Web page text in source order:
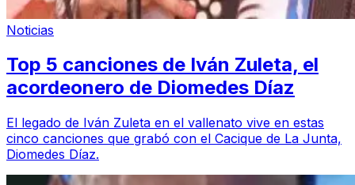
Noticias
Top 5 canciones de Iván Zuleta, el
acordeonero de Diomedes Díaz
El legado de Iván Zuleta en el vallenato vive en estas
cinco canciones que grabó con el Cacique de La Junta,
Diomedes Díaz.